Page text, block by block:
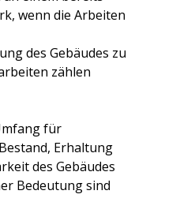
wenn die Arbeiten
des Gebäudes zu
zählen
für
Erhaltung
des Gebäudes
Bedeutung sind